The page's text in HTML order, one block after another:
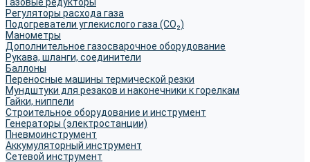
Регуляторы расхода газа
Подогреватели углекислого газа (CO₂)
Манометры
Дополнительное газосварочное оборудование
Рукава, шланги, соединители
Баллоны
Переносные машины термической резки
Мундштуки для резаков и наконечники к горелкам
Гайки, ниппели
Строительное оборудование и инструмент
Генераторы (электростанции)
Пневмоинструмент
Аккумуляторный инструмент
Сетевой инструмент